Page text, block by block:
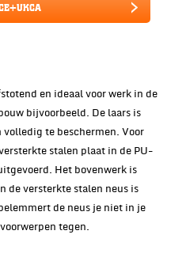
en ideaal voor werk in de
bijvoorbeeld. De laars is
te beschermen. Voor
stalen plaat in de PU-
Het bovenwerk is
de versterkte stalen neus is
de neus je niet in je
tegen.